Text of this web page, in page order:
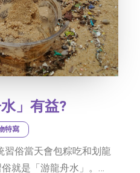
水」有益?
特寫
習俗當天會包粽吃和划龍
就是「游龍舟水」。…